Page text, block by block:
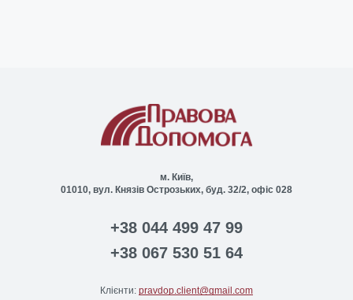
м. Київ,
01010, вул. Князів Острозьких, буд. 32/2, офіс 028
+38 044 499 47 99
+38 067 530 51 64
Клієнти: pravdop.client@gmail.com